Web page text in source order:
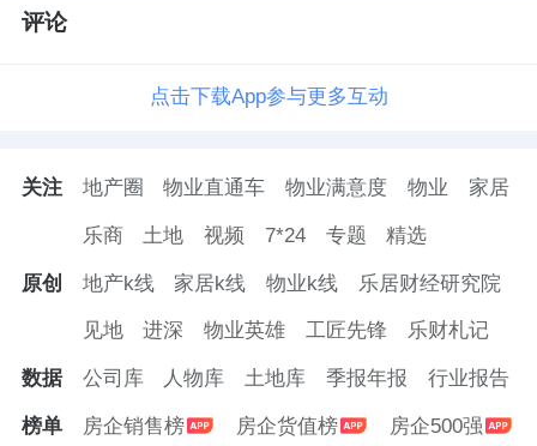
评论
点击下载App参与更多互动
关注 地产圈 物业直通车 物业满意度 物业 家居
乐商 土地 视频 7*24 专题 精选
原创 地产k线 家居k线 物业k线 乐居财经研究院
见地 进深 物业英雄 工匠先锋 乐财札记
数据 公司库 人物库 土地库 季报年报 行业报告
榜单 房企销售榜 房企货值榜 房企500强